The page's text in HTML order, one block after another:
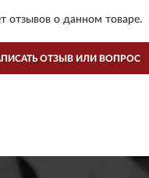
отзывов о данном товаре.
ОТЗЫВ ИЛИ ВОПРОС